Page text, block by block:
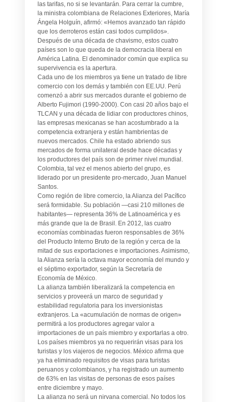
las tarifas, no si se levantarán. Para cerrar la cumbre,
la ministra colombiana de Relaciones Exteriores, María
Ángela Holguín, afirmó: «Hemos avanzado tan rápido
que los derroteros están casi todos cumplidos».
Después de una década de chavismo, estos cuatro
países son lo que queda de la democracia liberal en
América Latina. El denominador común que explica su
supervivencia es la apertura.
Cada uno de los miembros ya tiene un tratado de libre
comercio con los demás y también con EE.UU. Perú
comenzó a abrir sus mercados durante el gobierno de
Alberto Fujimori (1990-2000). Con casi 20 años bajo el
TLCAN y una década de lidiar con productores chinos,
las empresas mexicanas se han acostumbrado a la
competencia extranjera y están hambrientas de
nuevos mercados. Chile ha estado abriendo sus
mercados de forma unilateral desde hace décadas y
los productores del país son de primer nivel mundial.
Colombia, tal vez el menos abierto del grupo, es
liderado por un presidente pro-mercado, Juan Manuel
Santos.
Como región de libre comercio, la Alianza del Pacífico
será formidable. Su población —casi 210 millones de
habitantes— representa 36% de Latinoamérica y es
más grande que la de Brasil. En 2012, las cuatro
economías combinadas fueron responsables de 36%
del Producto Interno Bruto de la región y cerca de la
mitad de sus exportaciones e importaciones. Asimismo,
la Alianza sería la octava mayor economía del mundo y
el séptimo exportador, según la Secretaría de
Economía de México.
La alianza también liberalizará la competencia en
servicios y proveerá un marco de seguridad y
estabilidad regulatoria para los inversionistas
extranjeros. La «acumulación de normas de origen»
permitirá a los productores agregar valor a
importaciones de un país miembro y exportarlas a otro.
Los países miembros ya no requerirán visas para los
turistas y los viajeros de negocios. México afirma que
ya ha eliminado requisitos de visas para turistas
peruanos y colombianos, y ha registrado un aumento
de 63% en las visitas de personas de esos países
entre diciembre y mayo.
La alianza no será un nirvana comercial. No todos los